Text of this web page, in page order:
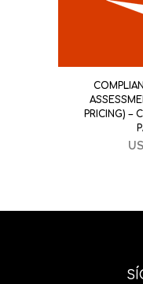
PRICING) –